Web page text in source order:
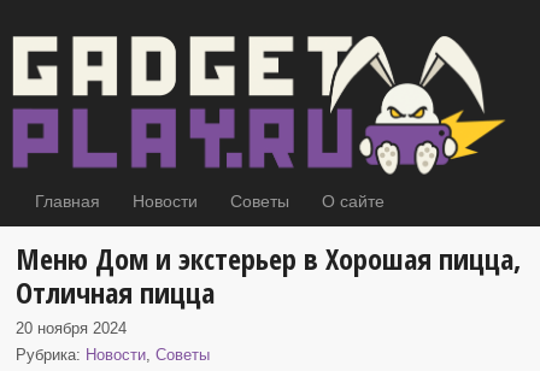
Главная Новости Советы О сайте
Меню Дом и экстерьер в Хорошая пицца,
Отличная пицца
20 ноября 2024
Рубрика: Новости,Советы